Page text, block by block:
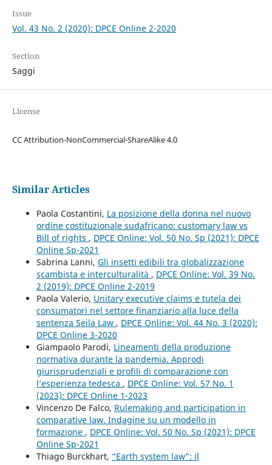
Issue
Vol. 43 No. 2 (2020): DPCE Online 2-2020
Section
Saggi
License
CC Attribution-NonCommercial-ShareAlike 4.0
Similar Articles
Paola Costantini, La posizione della donna nel nuovo
ordine costituzionale sudafricano: customary law vs
Bill of rights , DPCE Online: Vol. 50 No. Sp (2021): DPCE
Online Sp-2021
Sabrina Lanni, Gli insetti edibili tra globalizzazione
scambista e interculturalità , DPCE Online: Vol. 39 No.
2 (2019): DPCE Online 2-2019
Paola Valerio, Unitary executive claims e tutela dei
consumatori nel settore finanziario alla luce della
sentenza Seila Law , DPCE Online: Vol. 44 No. 3 (2020):
DPCE Online 3-2020
Giampaolo Parodi, Lineamenti della produzione
normativa durante la pandemia. Approdi
giurisprudenziali e profili di comparazione con
l’esperienza tedesca , DPCE Online: Vol. 57 No. 1
(2023): DPCE Online 1-2023
Vincenzo De Falco, Rulemaking and participation in
comparative law. Indagine su un modello in
formazione , DPCE Online: Vol. 50 No. Sp (2021): DPCE
Online Sp-2021
Thiago Burckhart, “Earth system law”: il